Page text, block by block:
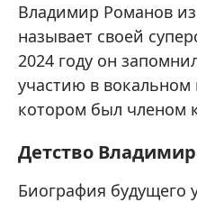
Владимир Романов
называет своей
2024 году он
участию в вокальном
котором был членом
Детство
Биография будущего